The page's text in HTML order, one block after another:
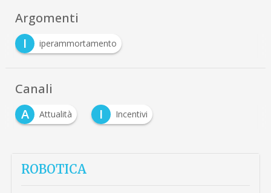
Argomenti
I
iperammortamento
Canali
A
Attualità I Incentivi
ROBOTICA